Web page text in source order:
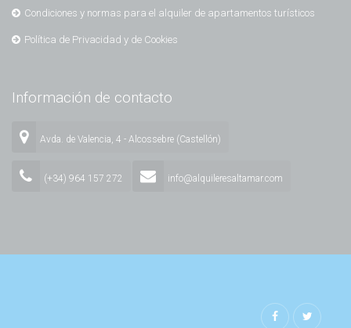
Condiciones y normas para el alquiler de apartamentos turísticos
Política de Privacidad y de Cookies
Información de contacto
Avda. de Valencia, 4 - Alcossebre (Castellón)
(+34) 964 157 272 info@alquileresaltamar.com